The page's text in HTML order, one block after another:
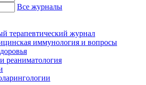
Все журналы
терапевтический журнал
иммунология и вопросы
реаниматология